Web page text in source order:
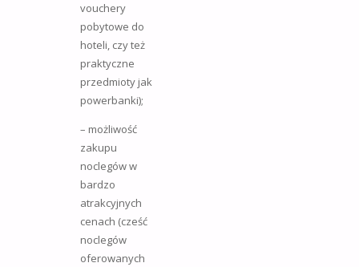
vouchery
pobytowe do
hoteli, czy też
praktyczne
przedmioty jak
powerbanki);
– możliwość
zakupu
noclegów w
bardzo
atrakcyjnych
cenach (cześć
noclegów
oferowanych